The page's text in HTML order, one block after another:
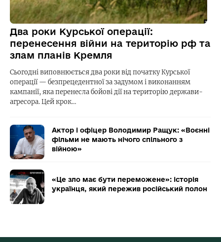
Два роки Курської операції:
перенесення війни на територію рф та
злам планів Кремля
Сьогодні виповнюється два роки від початку Курської
операції — безпрецедентної за задумом і виконанням
кампанії, яка перенесла бойові дії на територію держави-
агресора. Цей крок…
Актор і офіцер Володимир Ращук: «Воєнні
фільми не мають нічого спільного з
війною»
«Це зло має бути переможене»: історія
українця, який пережив російський полон